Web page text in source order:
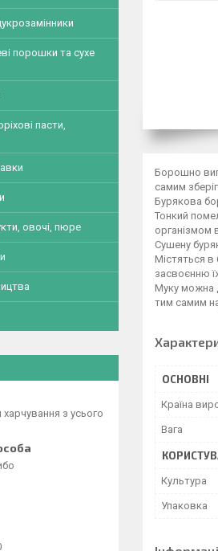
Борошно
самим
Бурякова
Тонкий
організмом
Сушену
Містяться в
засвоєнню
Муку можна
тим самим
ОСНОВНІ
Країна
Вага
Культура
Упаковка
порошки та сухе
пасти,
овочі, пюре
з усього